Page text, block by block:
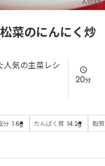
菜のにんにく炒
人気の主菜レシ
20分
分 1.6g たんぱく質 14.2g 脂質